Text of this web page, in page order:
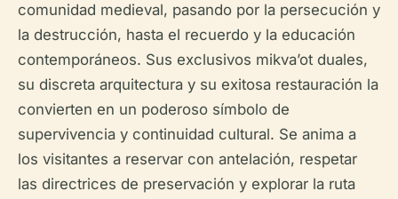
comunidad medieval, pasando por la persecución y
la destrucción, hasta el recuerdo y la educación
contemporáneos. Sus exclusivos mikva’ot duales,
su discreta arquitectura y su exitosa restauración la
convierten en un poderoso símbolo de
supervivencia y continuidad cultural. Se anima a
los visitantes a reservar con antelación, respetar
las directrices de preservación y explorar la ruta